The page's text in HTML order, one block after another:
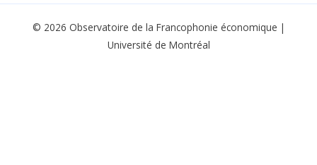
© 2026 Observatoire de la Francophonie économique |
Université de Montréal